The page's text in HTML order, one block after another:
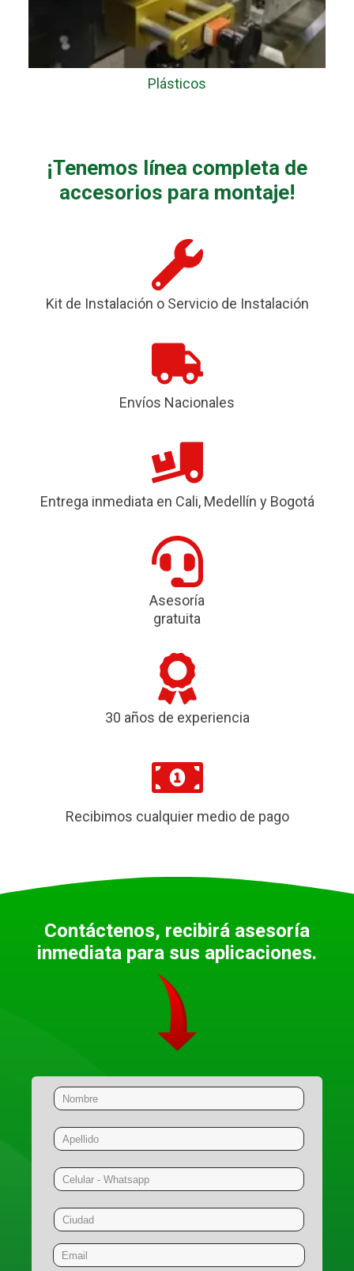
Plásticos
¡Tenemos línea completa de
accesorios para montaje!
Kit de Instalación o Servicio de Instalación
Envíos Nacionales
Entrega inmediata en Cali, Medellín y Bogotá
Asesoría
gratuita
30 años de experiencia
Recibimos cualquier medio de pago
Contáctenos, recibirá asesoría
inmediata para sus aplicaciones.